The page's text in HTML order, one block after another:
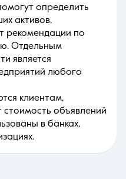
определить
активов,
рекомендации по
Отдельным
является
любого
клиентам,
объявлений
в банках,